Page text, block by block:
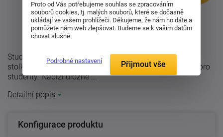
Studentská postel Oto s úložným prostorem a nočním
stolkem. Postel Oto je vysoká a pohodlná postel nejen pro
studenty. Nabízí úložné ...
Detailní popis
Konfigurace produktu
Proto od Vás potřebujeme souhlas se zpracováním
souborů cookies, tj. malých souborů, které se dočasně
ukládají ve vašem prohlížeči. Děkujeme, že nám ho dáte a
pomůžete nám web zlepšovat. Budeme se k vašim datům
chovat slušně.
Podrobné nastavení Přijmout vše